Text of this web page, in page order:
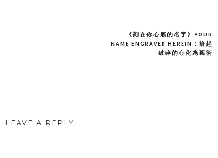
《刻在你心底的名字》YOUR
NAME ENGRAVED HEREIN：拾起
破碎的心化為藝術
LEAVE A REPLY